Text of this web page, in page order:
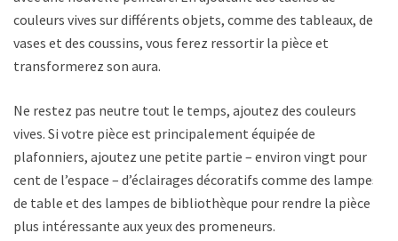
couleurs vives sur différents objets, comme des tableaux, des
vases et des coussins, vous ferez ressortir la pièce et
transformerez son aura.
Ne restez pas neutre tout le temps, ajoutez des couleurs
vives. Si votre pièce est principalement équipée de
plafonniers, ajoutez une petite partie – environ vingt pour
cent de l’espace – d’éclairages décoratifs comme des lampes
de table et des lampes de bibliothèque pour rendre la pièce
plus intéressante aux yeux des promeneurs.